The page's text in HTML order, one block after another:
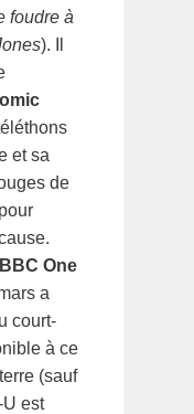
foudre à
). Il
et sa
de
BBC One
a
court-
à ce
(sauf
est